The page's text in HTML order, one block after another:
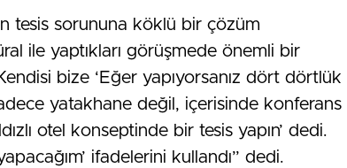
tesis sorununa köklü bir çözüm
ile yaptıkları görüşmede önemli bir
bize ‘Eğer yapıyorsanız dört dörtlük
yatakhane değil, içerisinde konferans
otel konseptinde bir tesis yapın’ dedi.
ifadelerini kullandı” dedi.